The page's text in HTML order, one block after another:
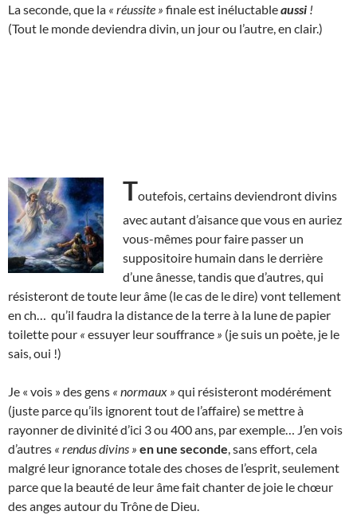
La seconde, que la « réussite » finale est inéluctableaussi !
(Tout le monde deviendra divin, un jour ou l’autre, en clair.)
Toutefois, certains deviendront divins
avec autant d’aisance que vous en auriez
vous-mêmes pour faire passer un
suppositoire humain dans le derrière
d’une ânesse, tandis que d’autres, qui
résisteront de toute leur âme (le cas de le dire) vont tellement
en ch… qu’il faudra la distance de la terre à la lune de papier
toilette pour « essuyer leur souffrance » (je suis un poète, je le
sais, oui !)
Je « vois » des gens « normaux » qui résisteront modérément
(juste parce qu’ils ignorent tout de l’affaire) se mettre à
rayonner de divinité d’ici 3 ou 400 ans, par exemple… J’en vois
d’autres « rendus divins » en une seconde , sans effort, cela
malgré leur ignorance totale des choses de l’esprit, seulement
parce que la beauté de leur âme fait chanter de joie le chœur
des anges autour du Trône de Dieu.